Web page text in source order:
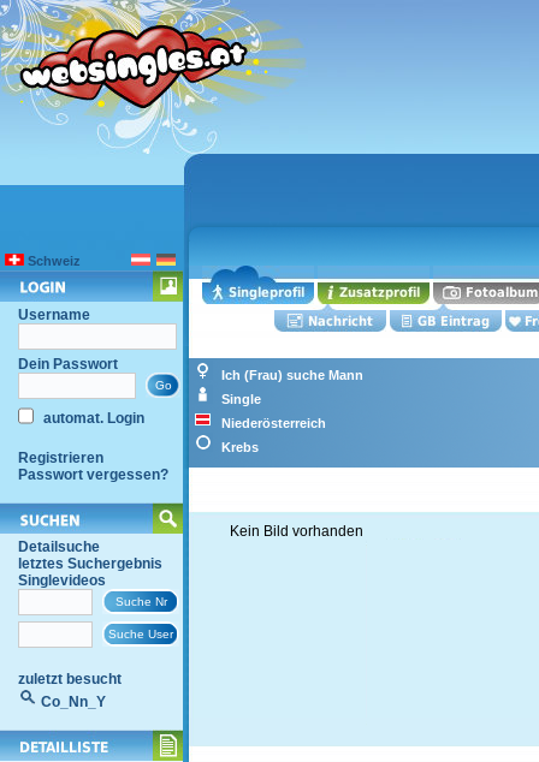
Schweiz
Username
Dein Passwort
automat. Login
Registrieren
Passwort vergessen?
Detailsuche
letztes Suchergebnis
Singlevideos
zuletzt besucht
Co_Nn_Y
Ich (Frau) suche Mann
Single
Niederösterreich
Krebs
Kein Bild vorhanden